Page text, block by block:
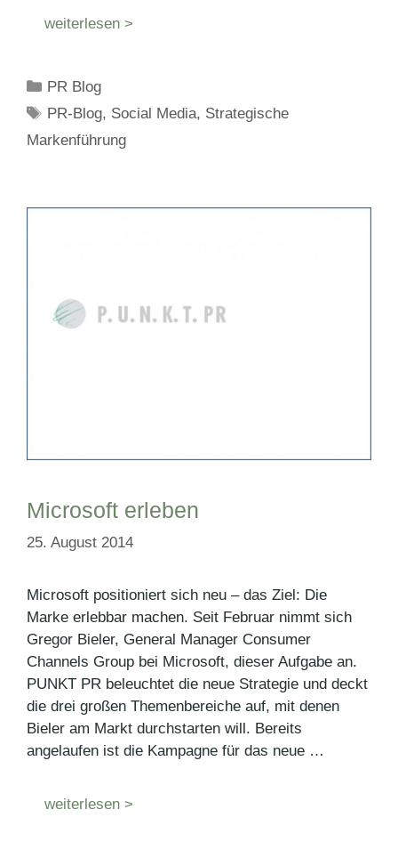
weiterlesen >
Kategorien
PR Blog
Schlagwörter
PR-Blog, Social Media, Strategische
Markenführung
Microsoft erleben
25. August 2014
Microsoft positioniert sich neu – das Ziel: Die
Marke erlebbar machen. Seit Februar nimmt sich
Gregor Bieler, General Manager Consumer
Channels Group bei Microsoft, dieser Aufgabe an.
PUNKT PR beleuchtet die neue Strategie und deckt
die drei großen Themenbereiche auf, mit denen
Bieler am Markt durchstarten will. Bereits
angelaufen ist die Kampagne für das neue …
weiterlesen >